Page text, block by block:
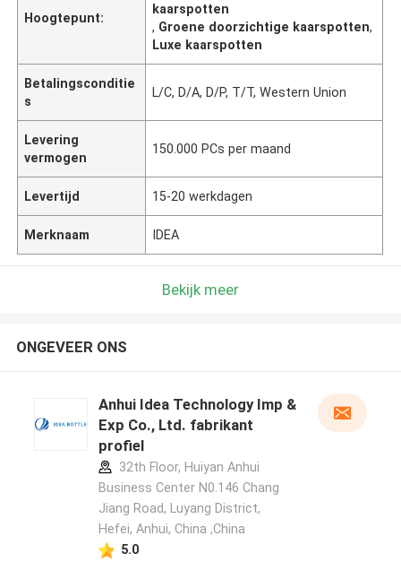
Hoogtepunt:
kaarspotten
, Groene doorzichtige kaarspotten,
Luxe kaarspotten
Betalingsconditie
s
L/C, D/A, D/P, T/T, Western Union
Levering
vermogen
150.000 PCs per maand
Levertijd 15-20 werkdagen
Merknaam IDEA
Bekijk meer
ONGEVEER ONS
Anhui Idea Technology Imp &
Exp Co., Ltd. fabrikant
profiel
32th Floor, Huiyan Anhui
Business Center N0.146 Chang
Jiang Road, Luyang District,
Hefei, Anhui, China ,China
5.0